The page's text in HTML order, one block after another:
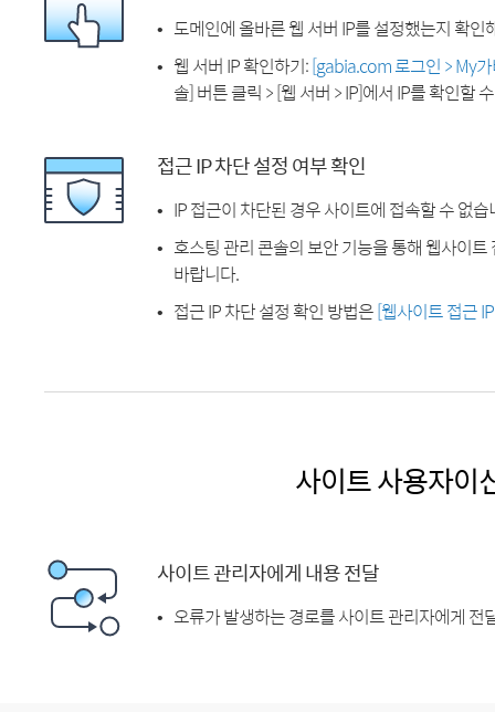
도메인에 올바른 웹 서버 IP를 설정했는지 확인
웹 서버 IP 확인하기:[gabia.com 로그인 > My
솔] 버튼 클릭 > [웹 서버 > IP]에서 IP를 확인할
접근 IP 차단 설정 여부 확인
IP 접근이 차단된 경우 사이트에 접속할 수 없습
호스팅 관리 콘솔의 보안 기능을 통해 웹사이
바랍니다.
접근 IP 차단 설정 확인 방법은[웹사이트 접근
사이트 사용자이
사이트 관리자에게 내용 전달
오류가 발생하는 경로를 사이트 관리자에게 전